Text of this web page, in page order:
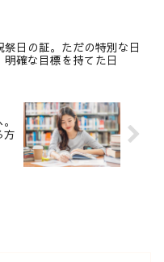
祭日の証。ただの特別な日
明確な目標を持てた日
方